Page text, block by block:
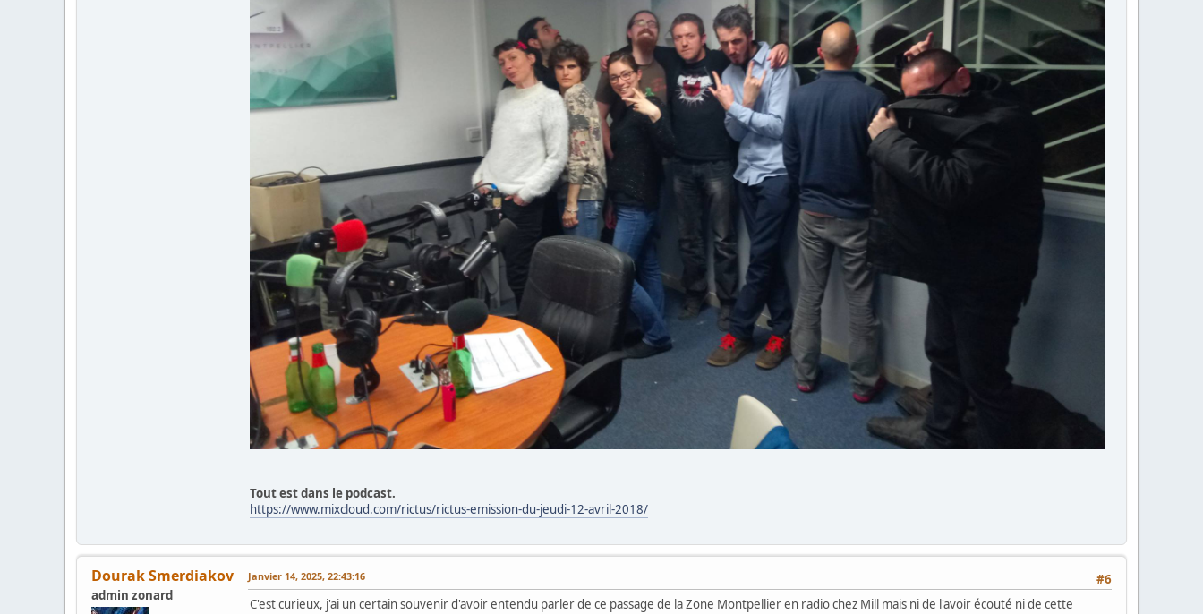
Tout est dans le podcast.
https://www.mixcloud.com/rictus/rictus-emission-du-jeudi-12-avril-2018/
Dourak Smerdiakov
admin zonard
#6
Janvier 14, 2025, 22:43:16
C'est curieux, j'ai un certain souvenir d'avoir entendu parler de ce passage de la Zone Montpellier en radio chez Mill mais ni de l'avoir écouté ni de cette